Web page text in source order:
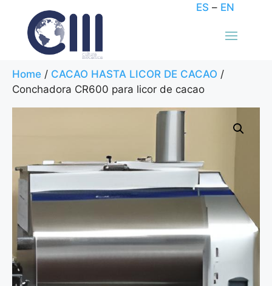
ES – EN
Home / CACAO HASTA LICOR DE CACAO /
Conchadora CR600 para licor de cacao